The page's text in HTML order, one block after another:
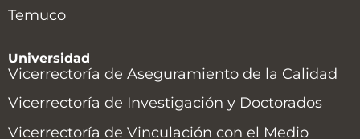
Temuco
Universidad
Vicerrectoría de Aseguramiento de la Calidad
Vicerrectoría de Investigación y Doctorados
Vicerrectoría de Vinculación con el Medio